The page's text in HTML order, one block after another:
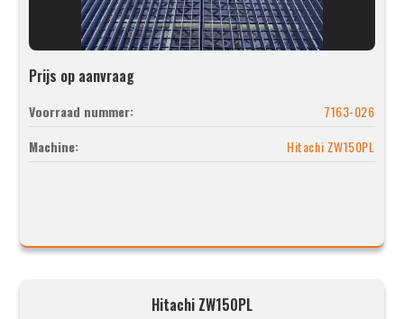
Prijs op aanvraag
Voorraad nummer:
7163-026
Machine:
Hitachi ZW150PL
Hitachi ZW150PL